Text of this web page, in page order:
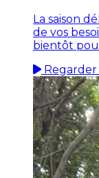
La saison
de vos
bientôt
Regarder